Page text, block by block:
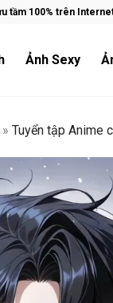
100% trên
Ảnh Sexy
» Tuyển tập Anime